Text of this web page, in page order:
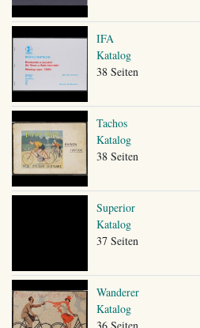
IFA
Katalog
38 Seiten
Tachos
Katalog
38 Seiten
Superior
Katalog
37 Seiten
Wanderer
Katalog
36 Seiten